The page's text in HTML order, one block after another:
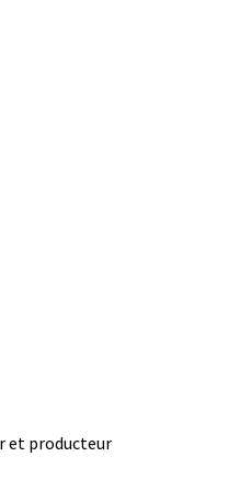
et producteur